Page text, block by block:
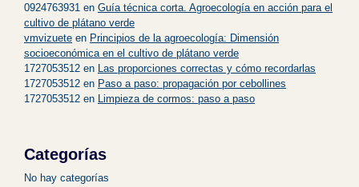
0924763931 en Guía técnica corta. Agroecología en acción para el
cultivo de plátano verde
vmvizuete en Principios de la agroecología: Dimensión
socioeconómica en el cultivo de plátano verde
1727053512 en Las proporciones correctas y cómo recordarlas
1727053512 en Paso a paso: propagación por cebollines
1727053512 en Limpieza de cormos: paso a paso
Categorías
No hay categorías